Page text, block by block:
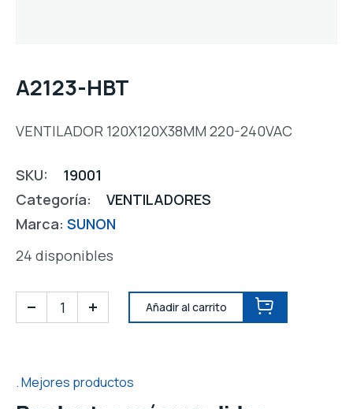
A2123-HBT
VENTILADOR 120X120X38MM 220-240VAC
SKU:
19001
Categoría:
VENTILADORES
Marca: SUNON
24 disponibles
Añadir al carrito
Mejores productos